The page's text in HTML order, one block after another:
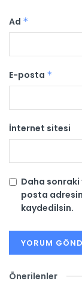
Ad *
E-posta *
İnternet sitesi
Daha sonraki
posta
kaydedilsin.
Önerilenler